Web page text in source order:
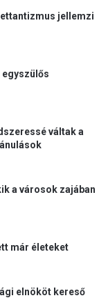
jellemzi
váltak a
a városok zajában
már életeket
elnököt kereső